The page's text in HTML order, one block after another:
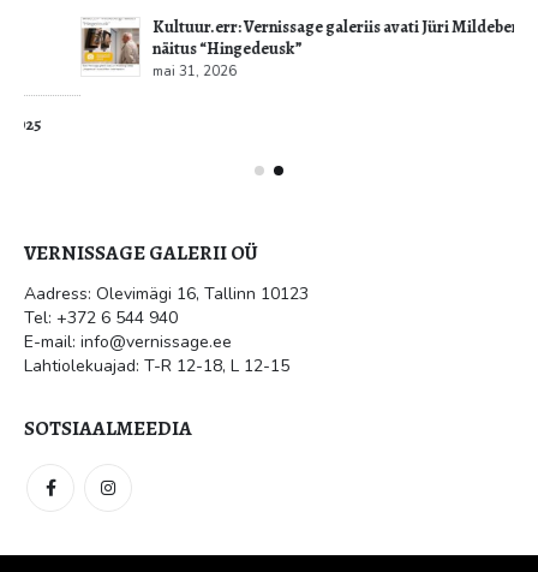
Kultuur.err: Vernissage galeriis avati Jüri Mildebergi
näitus “Hingedeusk”
mai 31, 2026
Aadress: Olevimägi 16, Tallinn 10123
E-mail: info@vernissage.ee
Lahtiolekuajad: T-R 12-18, L 12-15
SOTSIAALMEEDIA